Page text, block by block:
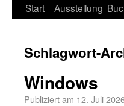
Start Ausstellung
Schlagwort-
Windows
Publiziert am 12. Juli